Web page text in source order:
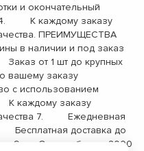
и окончательный
4. К каждому заказу
ПРЕИМУЩЕСТВА
наличии и под заказ
от 1 шт до крупных
заказу
с использованием
каждому заказу
качества 7. Ежедневная
Бесплатная доставка до
9. Опыт работы с 2000